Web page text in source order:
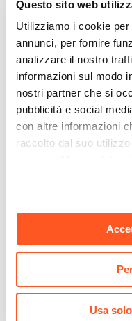
Questo sito web
Utilizziamo i cookie
annunci, per fornire
analizzare il nostro
informazioni sul modo
nostri partner che si
pubblicità e social
con altre informazioni
raccolto dal suo
momento. Per
Usa
disegno tropicale - Callen